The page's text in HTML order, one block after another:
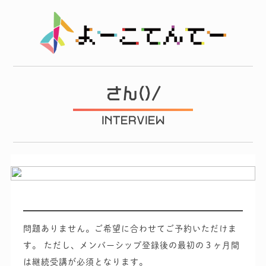
さん()/
INTERVIEW
問題ありません。ご希望に合わせてご予約いただけま
す。
ただし、メンバーシップ登録後の最初の３ヶ月間
は継続受講が必須となります。